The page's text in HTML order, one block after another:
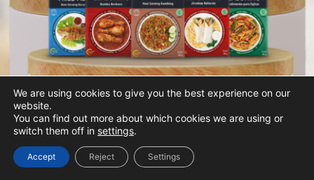
We are using cookies to give you the best experience on our
website.
You can find out more about which cookies we are using or
switch them off in settings.
Accept Reject Settings